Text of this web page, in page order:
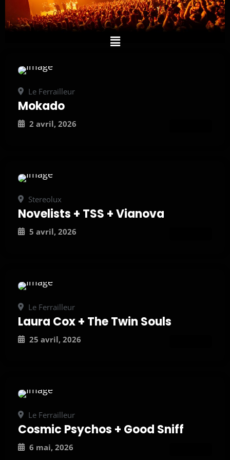
Le Ferrailleur
Mokado
2 avril, 2026
Stereolux
Novelists + TSS + Vianova
5 avril, 2026
Le Ferrailleur
Laura Cox + The Twin Souls
25 avril, 2026
Le Ferrailleur
Cosmic Psychos + Good Sniff
6 mai, 2026